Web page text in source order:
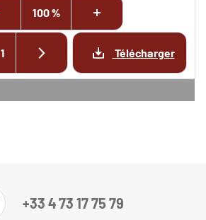
100 %
1 Télécharger
+33 4 73 17 75 79